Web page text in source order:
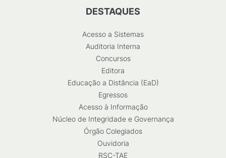
DESTAQUES
Acesso a Sistemas
Auditoria Interna
Concursos
Editora
Educação a Distância (EaD)
Egressos
Acesso à Informação
Núcleo de Integridade e Governança
Órgão Colegiados
Ouvidoria
RSC-TAE